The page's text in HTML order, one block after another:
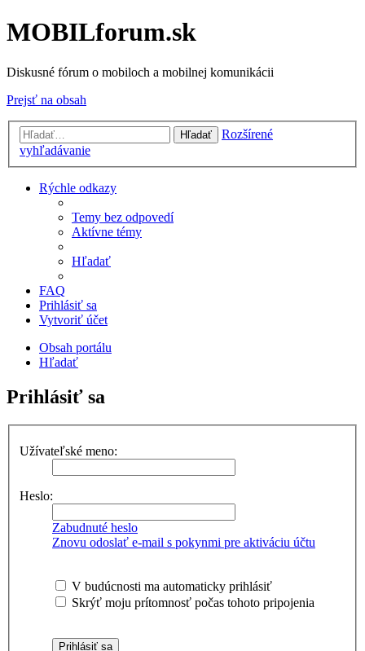
MOBILforum.sk
Diskusné fórum o mobiloch a mobilnej komunikácii
Prejsť na obsah
Hľadať
Rozšírené
vyhľadávanie
Rýchle odkazy
Temy bez odpovedí
Aktívne témy
Hľadať
FAQ
Prihlásiť sa
Vytvoriť účet
Obsah portálu
Hľadať
Prihlásiť sa
Užívateľské meno:
Heslo:
Zabudnuté heslo
Znovu odoslať e-mail s pokynmi pre aktiváciu účtu
V budúcnosti ma automaticky prihlásiť
Skrýť moju prítomnosť počas tohoto pripojenia